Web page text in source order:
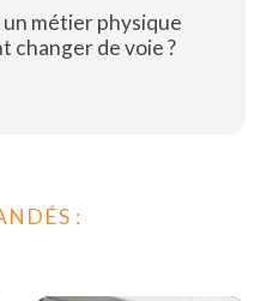
métier physique
changer de voie ?
: